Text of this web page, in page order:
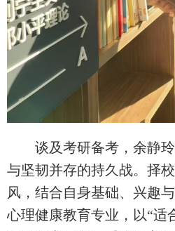
谈及考研备考，余静
与坚韧并存的持久战。择
风，结合自身基础、兴趣
心理健康教育专业，以“适